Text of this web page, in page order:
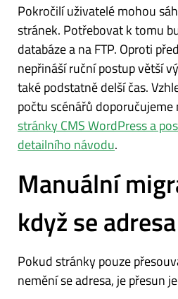
Pokročilí uživatelé mohou
stránek. Potřebovat k tomu
databáze a na FTP. Oproti
nepřináší ruční postup větší
také podstatně delší čas.
počtu scénářů
stránky CMS WordPress a
detailního návodu.
Manuální
když se
Pokud stránky pouze
nemění se adresa, je přesun